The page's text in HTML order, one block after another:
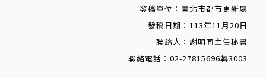
發稿單位：臺北市都市更新處
發稿日期：113年11月20日
聯絡人：謝明同主任秘書
聯絡電話：02-27815696轉3003